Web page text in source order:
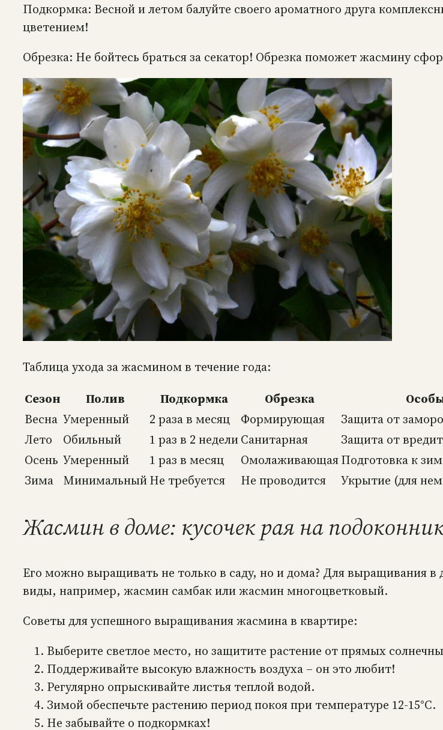
Подкормка: Весной и летом балуйте своего ароматного друга
цветением!
Обрезка: Не бойтесь браться за секатор! Обрезка поможет жасмину
Таблица ухода за жасмином в течение года:
Сезон
Полив Подкормка Обрезка
Весна Умеренный 2 раза в месяц Формирующая
Защита от
Лето
Обильный 1 раз в 2 неделиСанитарная
Защита от
Осень Умеренный 1 раз в месяц ОмолаживающаяПодготовка к
Зима
МинимальныйНе требуется Не проводится Укрытие (для
Жасмин в доме: кусочек рая на
Его можно выращивать не только в саду, но и дома? Для выращивания
виды, например, жасмин самбак или жасмин многоцветковый.
Советы для успешного выращивания жасмина в квартире:
Выберите светлое место, но защитите растение от прямых
Поддерживайте высокую влажность воздуха – он это любит!
Регулярно опрыскивайте листья теплой водой.
Зимой обеспечьте растению период покоя при температуре 12-15°C.
Не забывайте о подкормках!